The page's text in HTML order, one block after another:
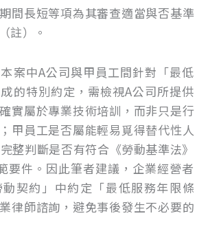
間長短等項為其審查適當與否基準
註）。
案中A公司與甲員工間針對「最低
的特別約定，需檢視A公司所提供
實屬於專業技術培訓，而非只是行
甲員工是否屬能輕易覓得替代性人
判斷是否有符合《勞動基準法》
要件。因此筆者建議，企業經營者
契約」中約定「最低服務年限條
律師諮詢，避免事後發生不必要的